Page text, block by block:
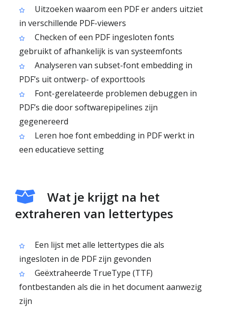
Uitzoeken waarom een PDF er anders uitziet
in verschillende PDF-viewers
Checken of een PDF ingesloten fonts
gebruikt of afhankelijk is van systeemfonts
Analyseren van subset-font embedding in
PDF’s uit ontwerp- of exporttools
Font-gerelateerde problemen debuggen in
PDF’s die door softwarepipelines zijn
gegenereerd
Leren hoe font embedding in PDF werkt in
een educatieve setting
Wat je krijgt na het
extraheren van lettertypes
Een lijst met alle lettertypes die als
ingesloten in de PDF zijn gevonden
Geëxtraheerde TrueType (TTF)
fontbestanden als die in het document aanwezig
zijn